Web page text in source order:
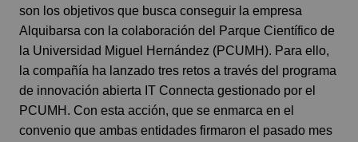
son los objetivos que busca conseguir la empresa
Alquibarsa con la colaboración del Parque Científico de
la Universidad Miguel Hernández (PCUMH). Para ello,
la compañía ha lanzado tres retos a través del programa
de innovación abierta IT Connecta gestionado por el
PCUMH. Con esta acción, que se enmarca en el
convenio que ambas entidades firmaron el pasado mes